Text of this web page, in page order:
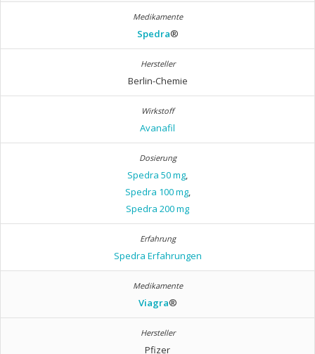
Spedra®
Berlin-Chemie
Avanafil
Spedra 50 mg,
Spedra 100 mg,
Spedra 200 mg
Spedra Erfahrungen
Viagra®
Pfizer